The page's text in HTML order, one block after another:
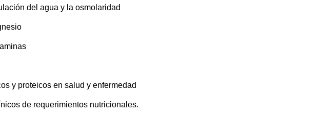
del agua y la osmolaridad
y proteicos en salud y enfermedad
de requerimientos nutricionales.